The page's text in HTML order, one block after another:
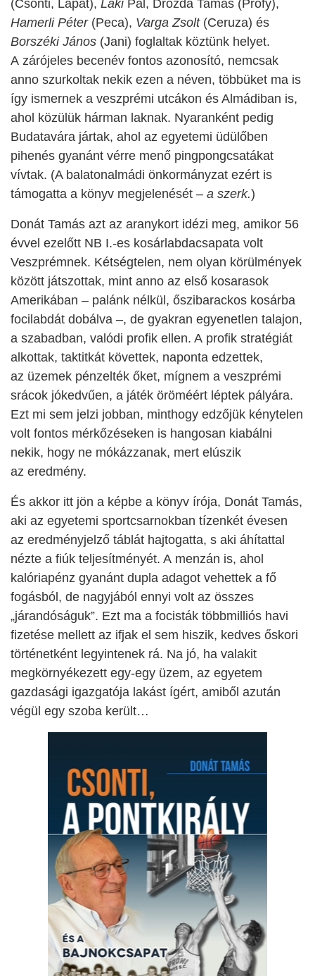
(Csonti, Lapát), Laki Pál, Drozda Tamás (Profy),
Hamerli Péter(Peca), Varga Zsolt(Ceruza) és
Borszéki János (Jani) foglaltak köztünk helyet.
A zárójeles becenév fontos azonosító, nemcsak
anno szurkoltak nekik ezen a néven, többüket ma is
így ismernek a veszprémi utcákon és Almádiban is,
ahol közülük hárman laknak. Nyaranként pedig
Budatavára jártak, ahol az egyetemi üdülőben
pihenés gyanánt vérre menő pingpongcsatákat
vívtak. (A balatonalmádi önkormányzat ezért is
támogatta a könyv megjelenését – a szerk.)
Donát Tamás azt az aranykort idézi meg, amikor 56
évvel ezelőtt NB I.-es kosárlabdacsapata volt
Veszprémnek. Kétségtelen, nem olyan körülmények
között játszottak, mint anno az első kosarasok
Amerikában – palánk nélkül, őszibarackos kosárba
focilabdát dobálva –, de gyakran egyenetlen talajon,
a szabadban, valódi profik ellen. A profik stratégiát
alkottak, taktitkát követtek, naponta edzettek,
az üzemek pénzelték őket, mígnem a veszprémi
srácok jókedvűen, a játék öröméért léptek pályára.
Ezt mi sem jelzi jobban, minthogy edzőjük kénytelen
volt fontos mérkőzéseken is hangosan kiabálni
nekik, hogy ne mókázzanak, mert elúszik
az eredmény.
És akkor itt jön a képbe a könyv írója, Donát Tamás,
aki az egyetemi sportcsarnokban tízenkét évesen
az eredményjelző táblát hajtogatta, s aki áhítattal
nézte a fiúk teljesítményét. A menzán is, ahol
kalóriapénz gyanánt dupla adagot vehettek a fő
fogásból, de nagyjából ennyi volt az összes
„járandóságuk”. Ezt ma a focisták többmilliós havi
fizetése mellett az ifjak el sem hiszik, kedves őskori
történetként legyintenek rá. Na jó, ha valakit
megkörnyékezett egy-egy üzem, az egyetem
gazdasági igazgatója lakást ígért, amiből azután
végül egy szoba került…